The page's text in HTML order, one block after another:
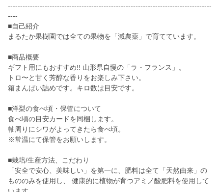
-----------------------------------------------------------------------------------
----
■自己紹介
まるたか果樹園では全ての果物を「減農薬」で育てています。
■商品概要
ギフト用にもおすすめ!! 山形県自慢の「ラ・フランス」。
トロ〜と甘く芳醇な香りをお楽しみ下さい。
箱まんぱい詰めです。キロ数は目安です。
■洋梨の食べ頃・保管について
食べ頃の目安カードを同梱します。
軸周りにシワがよってきたら食べ頃。
※常温にて保管をお願いします。
■栽培/生産方法、こだわり
「安全で安心、美味しい」を第一に、肥料は全て「天然由来」の
もののみを使用し、 健康的に植物が育つアミノ酸肥料を使用して